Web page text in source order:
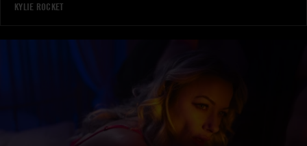
KYLIE ROCKET